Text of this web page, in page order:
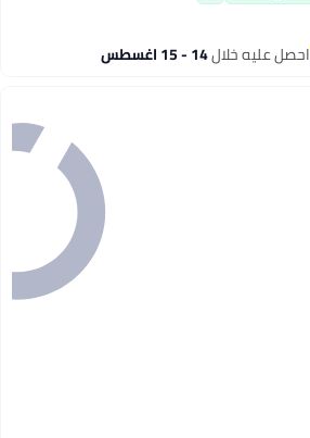
احصل عليه خلال14 - 15 اغسطس